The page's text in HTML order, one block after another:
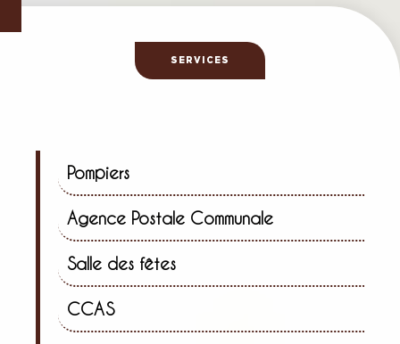
SERVICES
Pompiers
Agence Postale Communale
Salle des fêtes
CCAS